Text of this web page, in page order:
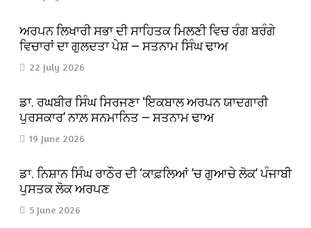
ਅਰਪਨ ਲਿਖਾਰੀ ਸਭਾ ਦੀ ਸਾਹਿਤਕ ਮਿਲਣੀ ਵਿਚ ਰੰਗ ਬਰੰਗੇ
ਵਿਚਾਰਾਂ ਦਾ ਗੁਲਦਤਾ ਪੇਸ਼ — ਸਤਨਾਮ ਸਿੰਘ ਢਾਅ
22 July 2026
ਡਾ. ਰਘਬੀਰ ਸਿੰਘ ਸਿਰਜਣਾ ‘ਇਕਬਾਲ ਅਰਪਨ ਯਾਦਗਾਰੀ
ਪੁਰਸਕਾਰ’ ਨਾਲ਼ ਸਨਮਾਨਿਤ — ਸਤਨਾਮ ਢਾਅ
19 June 2026
ਡਾ. ਨਿਸ਼ਾਨ ਸਿੰਘ ਰਾਠੌਰ ਦੀ ‘ਕਾਫ਼ਲਿਆਂ ’ਚ ਗੁਆਚੇ ਲੋਕ’ ਪੰਜਾਬੀ
ਪੁਸਤਕ ਲੋਕ ਅਰਪਣ
5 June 2026